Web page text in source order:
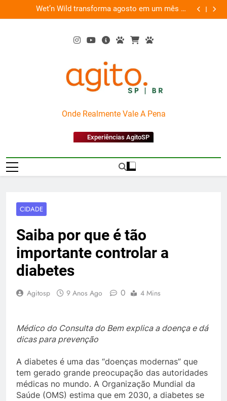
to
Wet’n Wild transforma agosto em um mês de
diversão e conexão
“Led
AgitoSP
Onde Realmente Vale A Pena
Experiências AgitoSP
CIDADE
Saiba por que é tão
importante controlar a
diabetes
Agitosp 9 Anos Ago 0 4 Mins
Médico do Consulta do Bem explica a doença e dá
dicas para prevenção
A diabetes é uma das “doenças modernas” que
tem gerado grande preocupação das autoridades
médicas no mundo. A Organização Mundial da
Saúde (OMS) estima que em 2030, a diabetes se